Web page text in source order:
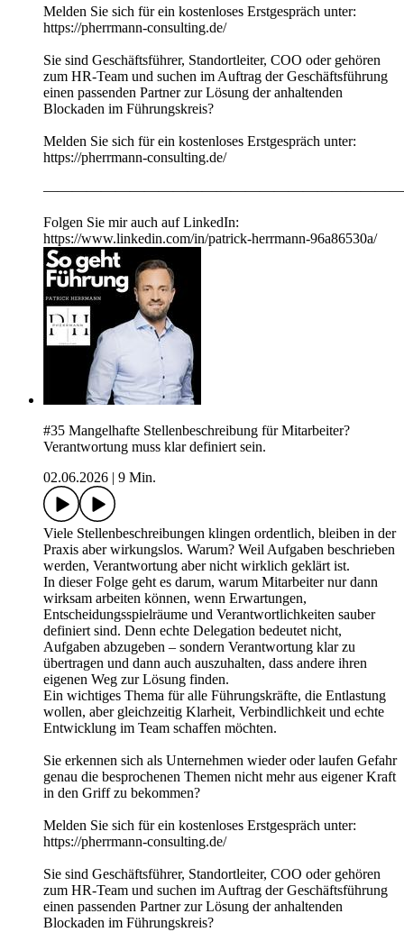
Melden Sie sich für ein kostenloses Erstgespräch unter:
https://pherrmann-consulting.de/
Sie sind Geschäftsführer, Standortleiter, COO oder gehören
zum HR-Team und suchen im Auftrag der Geschäftsführung
einen passenden Partner zur Lösung der anhaltenden
Blockaden im Führungskreis?
Melden Sie sich für ein kostenloses Erstgespräch unter:
https://pherrmann-consulting.de/
Folgen Sie mir auch auf LinkedIn:
https://www.linkedin.com/in/patrick-herrmann-96a86530a/
#35 Mangelhafte Stellenbeschreibung für Mitarbeiter?
Verantwortung muss klar definiert sein.
02.06.2026
9 Min.
Viele Stellenbeschreibungen klingen ordentlich, bleiben in der
Praxis aber wirkungslos. Warum? Weil Aufgaben beschrieben
werden, Verantwortung aber nicht wirklich geklärt ist.
In dieser Folge geht es darum, warum Mitarbeiter nur dann
wirksam arbeiten können, wenn Erwartungen,
Entscheidungsspielräume und Verantwortlichkeiten sauber
definiert sind. Denn echte Delegation bedeutet nicht,
Aufgaben abzugeben – sondern Verantwortung klar zu
übertragen und dann auch auszuhalten, dass andere ihren
eigenen Weg zur Lösung finden.
Ein wichtiges Thema für alle Führungskräfte, die Entlastung
wollen, aber gleichzeitig Klarheit, Verbindlichkeit und echte
Entwicklung im Team schaffen möchten.
Sie erkennen sich als Unternehmen wieder oder laufen Gefahr
genau die besprochenen Themen nicht mehr aus eigener Kraft
in den Griff zu bekommen?
Melden Sie sich für ein kostenloses Erstgespräch unter:
https://pherrmann-consulting.de/
Sie sind Geschäftsführer, Standortleiter, COO oder gehören
zum HR-Team und suchen im Auftrag der Geschäftsführung
einen passenden Partner zur Lösung der anhaltenden
Blockaden im Führungskreis?